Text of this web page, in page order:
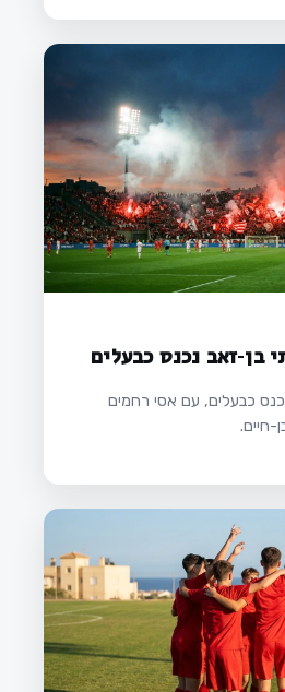
בן-זאב נכנס כבעלים
כבעלים, עם אסי רחמים
חיים.